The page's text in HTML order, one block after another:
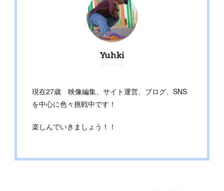
Yuhki
現在27歳 映像編集、サイト運営、ブログ、SNS
を中心に色々挑戦中です！
楽しんでいきましょう！！